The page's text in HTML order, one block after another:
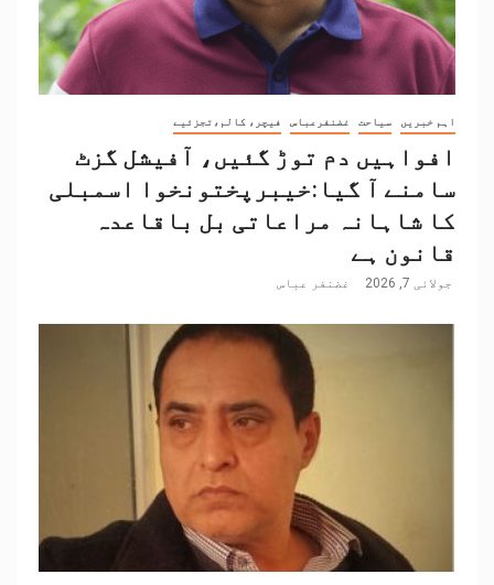
اہم خبریں سیاحت غضنفرعباس فیچر، کالم،تجزئیے
افواہیں دم توڑ گئیں، آفیشل گزٹ
سامنے آ گیا:خیبرپختونخوا اسمبلی
کا شاہانہ مراعاتی بل باقاعدہ
قانون ہے
جولائی 7, 2026 غضنفر عباس